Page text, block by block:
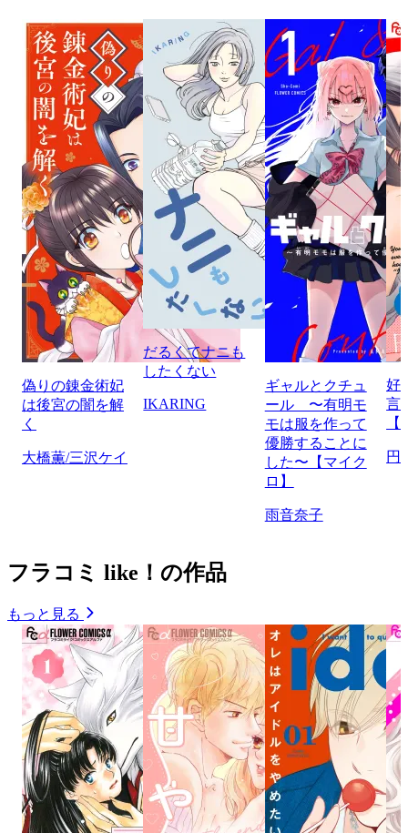
偽りの錬金術妃
は後宮の闇を解
く
大橋薫/三沢ケイ
だるくてナニも
したくない
IKARING
ギャルとクチュ
ール 〜有明モ
モは服を作って
優勝することに
した〜【マイク
ロ】
雨音奈子
好
言
円
フラコミ like！の作品
もっと見る